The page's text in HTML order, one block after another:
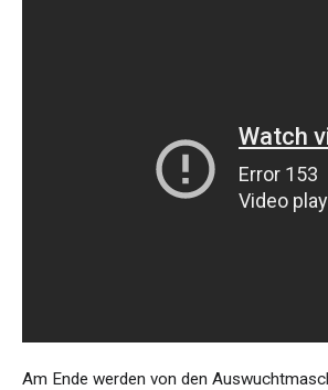
Am Ende werden von den